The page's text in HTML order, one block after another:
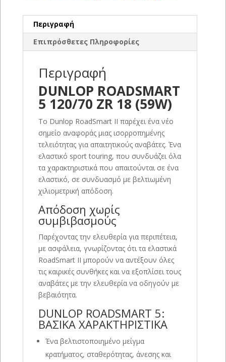
Περιγραφή
Επιπρόσθετες Πληροφορίες
Περιγραφή
DUNLOP ROADSMART
5 120/70 ZR 18 (59W)
Το Dunlop RoadSmart II παρέχει ένα νέο
σημείο αναφοράς μιας ισορροπημένης
τελειότητας για απαιτητικούς αναβάτες. Ένα
ελαστικό sport touring, που συνδυάζει όλα
τα χαρακτηριστικά που απαιτούνται σε ένα
ελαστικό, σε συνδυασμό με βελτιωμένη
χιλιομετρική απόδοση.
Απόδοση χωρίς
συμβιβασμούς
Παρέχοντας την ελευθερία για περιπέτεια,
με ασφάλεια, γνωρίζοντας ότι τα ελαστικά
RoadSmart II μπορούν να αντέξουν όλες
τις καιρικές συνθήκες και να εξοπλίσει τους
αναβάτες με την ελευθερία να οδηγούν με
βεβαιότητα.
DUNLOP ROADSMART 5:
ΒΑΣΙΚΑ ΧΑΡΑΚΤΗΡΙΣΤΙΚΑ
Ένα βελτιστοποιημένο μείγμα
κρατήματος, σταθερότητας, άνεσης και